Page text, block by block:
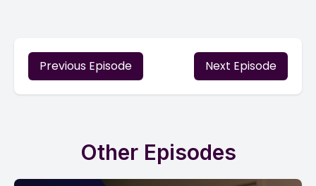
Previous Episode Next Episode
Other Episodes